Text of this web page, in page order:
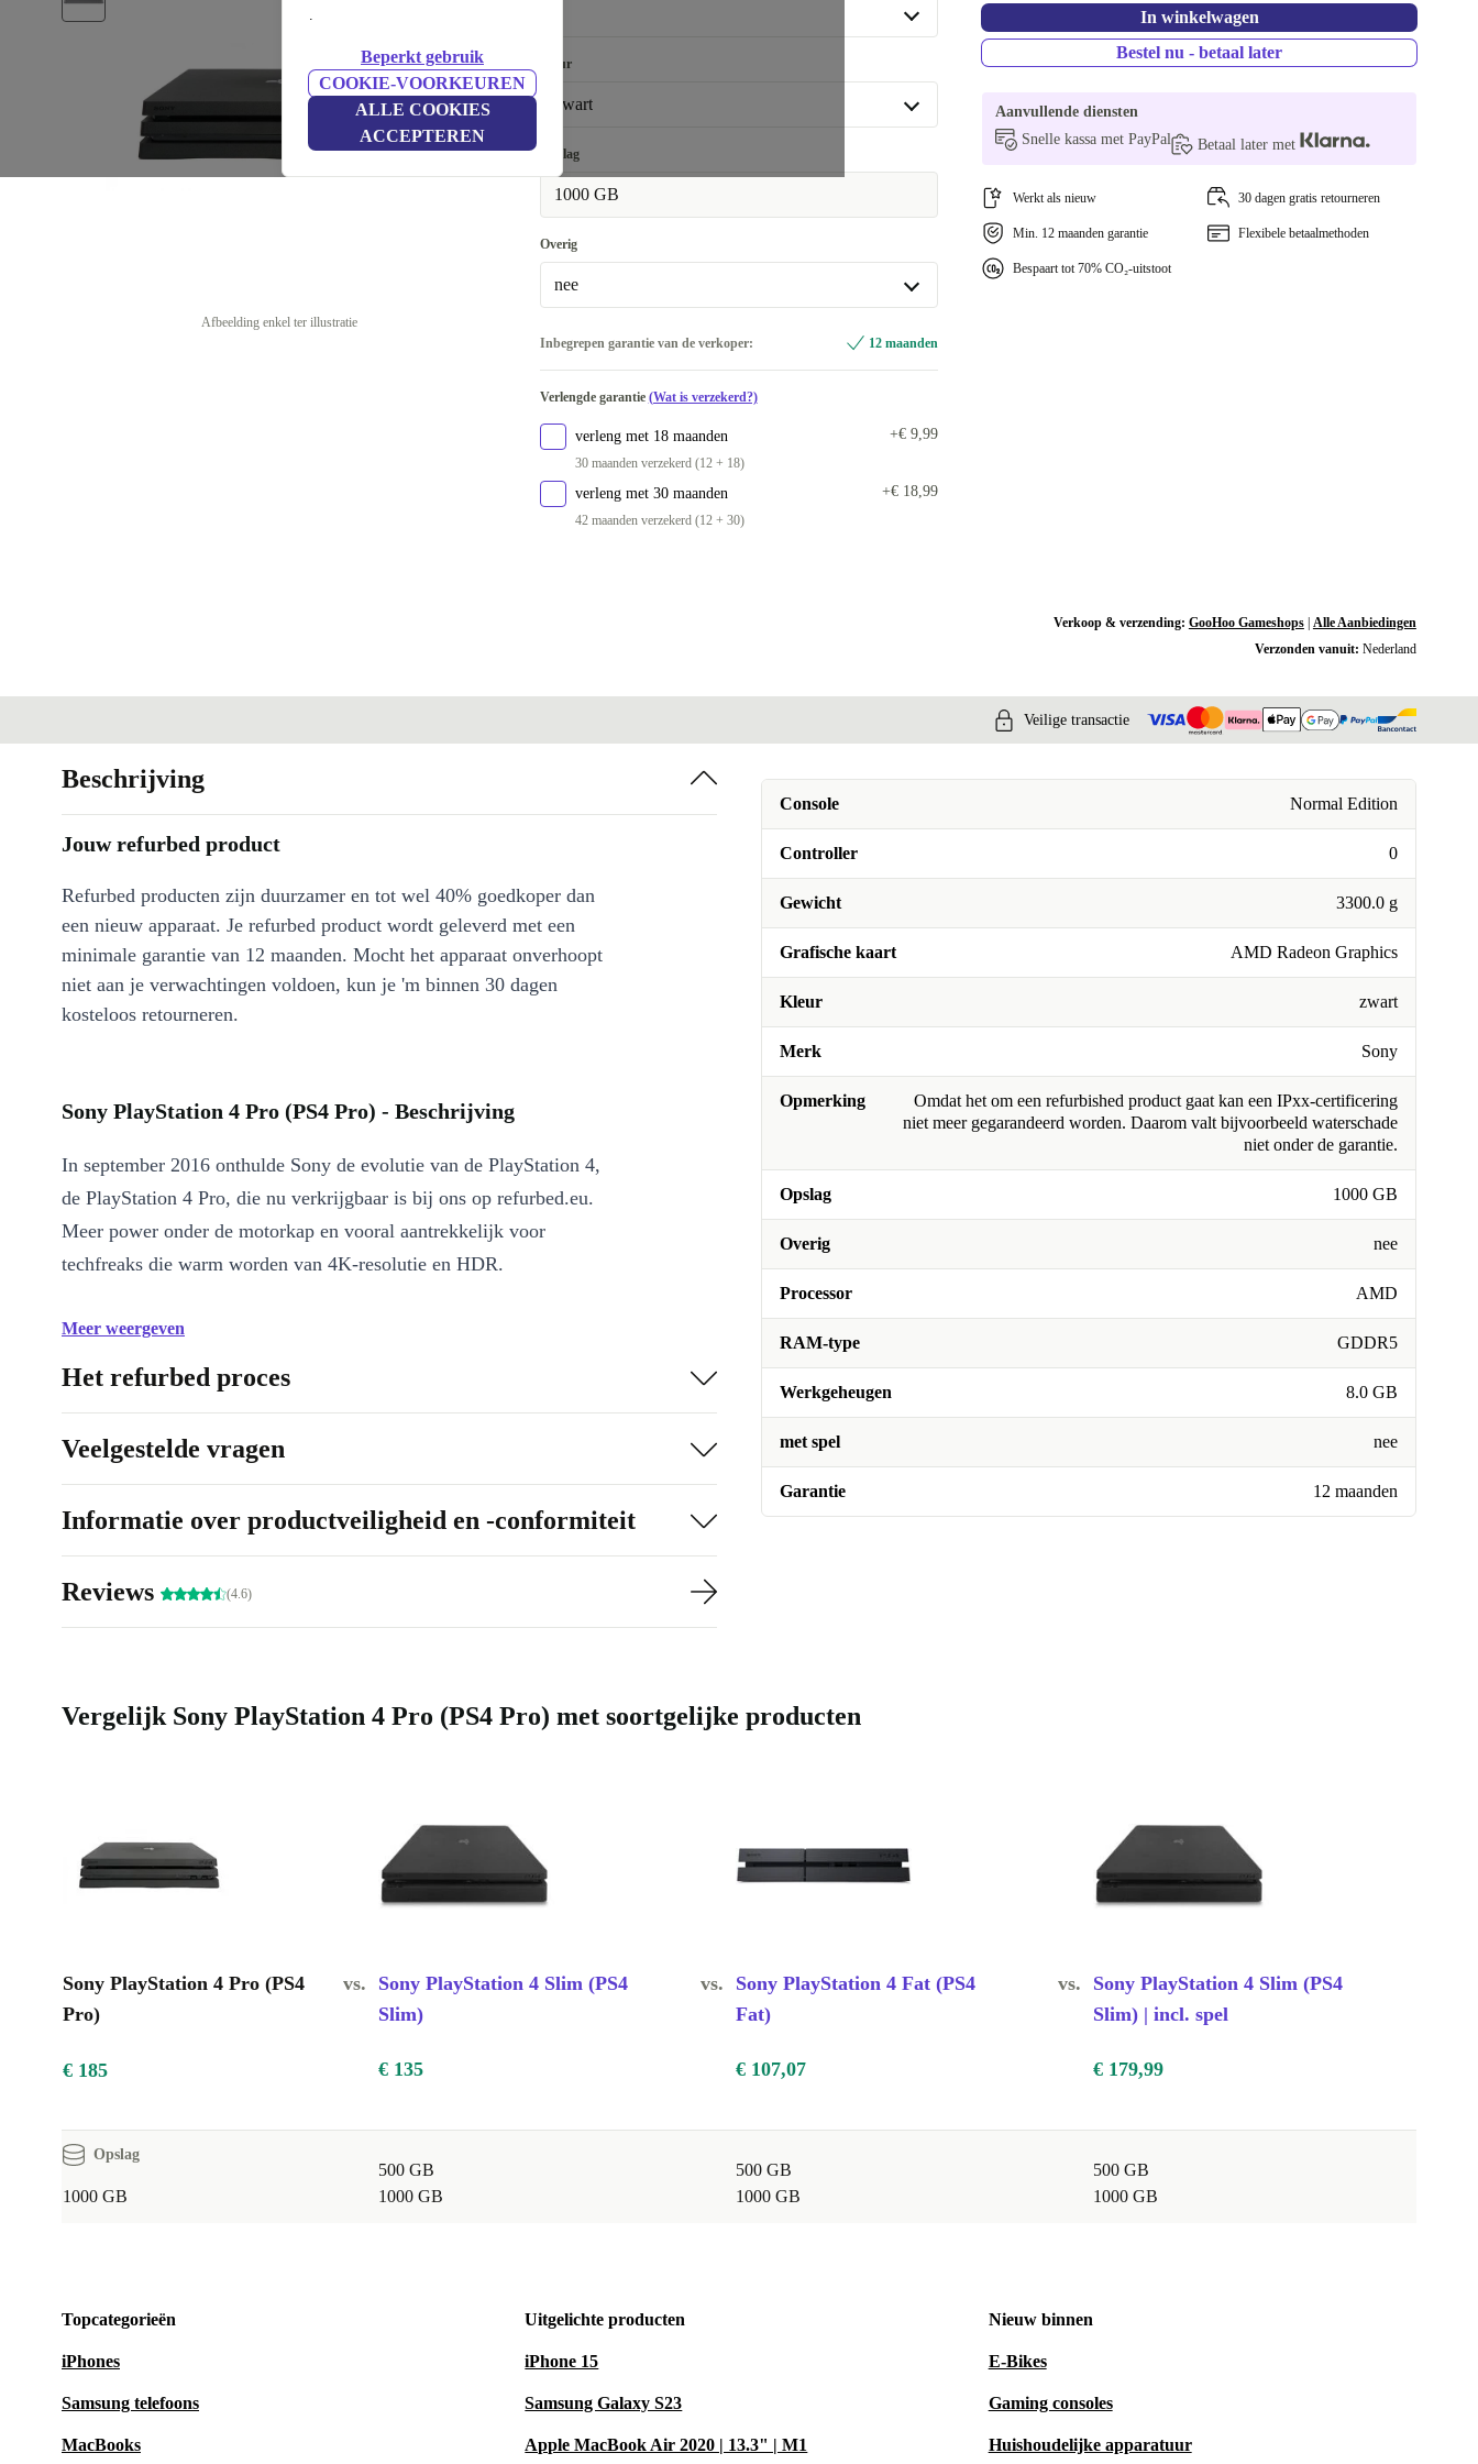
.
Beperkt gebruik
COOKIE-VOORKEUREN
ALLE COOKIES
ACCEPTEREN
Afbeelding enkel ter illustratie
+€ 25,11
2 +€ 42,60
Kleur
zwart
zwart
wit
Opslag
1000 GB
Overig
nee
Controller wit
Controller zwart +€ 25,11
Inbegrepen garantie van de verkoper: 12 maanden
Verlengde garantie (Wat is verzekerd?)
verleng met 18 maanden
30 maanden verzekerd (12 + 18)
+€ 9,99
verleng met 30 maanden
42 maanden verzekerd (12 + 30)
+€ 18,99
In winkelwagen
Bestel nu - betaal later
Aanvullende diensten
Snelle kassa met PayPal
Betaal later met
Werkt als nieuw 30 dagen gratis retourneren
Min. 12 maanden garantie Flexibele betaalmethoden
Bespaart tot 70% CO₂-uitstoot
Verkoop & verzending: GooHoo Gameshops| Alle Aanbiedingen
Verzonden vanuit: Nederland
Veilige transactie
Console Normal Edition
Controller 0
Gewicht 3300.0 g
Grafische kaart AMD Radeon Graphics
Kleur zwart
Merk Sony
Opmerking
Omdat het om een refurbished product gaat kan een IPxx-certificering
niet meer gegarandeerd worden. Daarom valt bijvoorbeeld waterschade
niet onder de garantie.
Opslag 1000 GB
Overig nee
Processor AMD
RAM-type GDDR5
Werkgeheugen 8.0 GB
met spel nee
Garantie 12 maanden
Beschrijving
Jouw refurbed product
Refurbed producten zijn duurzamer en tot wel 40% goedkoper dan
een nieuw apparaat. Je refurbed product wordt geleverd met een
minimale garantie van 12 maanden. Mocht het apparaat onverhoopt
niet aan je verwachtingen voldoen, kun je 'm binnen 30 dagen
kosteloos retourneren.
Sony PlayStation 4 Pro (PS4 Pro) - Beschrijving
In september 2016 onthulde Sony de evolutie van de PlayStation 4,
de PlayStation 4 Pro, die nu verkrijgbaar is bij ons op refurbed.eu.
Meer power onder de motorkap en vooral aantrekkelijk voor
techfreaks die warm worden van 4K-resolutie en HDR.
Meer weergeven
Het refurbed proces
Veelgestelde vragen
Informatie over productveiligheid en -conformiteit
Reviews (4.6)
Vergelijk Sony PlayStation 4 Pro (PS4 Pro) met soortgelijke producten
Sony PlayStation 4 Pro (PS4
Pro)
vs.
Sony PlayStation 4 Slim (PS4
Slim)
vs.
Sony PlayStation 4 Fat (PS4
Fat)
vs.
Sony PlayStation 4 Slim (PS4
Slim) | incl. spel
€ 185 € 135 € 107,07 € 179,99
Opslag
1000 GB
500 GB
1000 GB
500 GB
1000 GB
500 GB
1000 GB
Topcategorieën
iPhones
Samsung telefoons
MacBooks
Uitgelichte producten
iPhone 15
Samsung Galaxy S23
Apple MacBook Air 2020 | 13.3" | M1
Nieuw binnen
E-Bikes
Gaming consoles
Huishoudelijke apparatuur